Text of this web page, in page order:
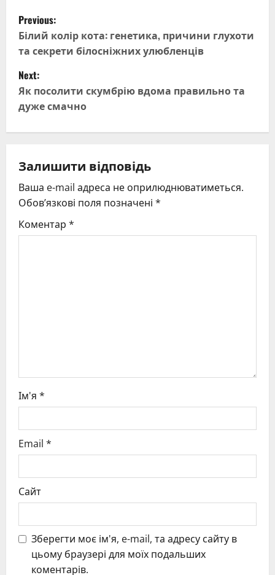
P
o
s
t
n
v
i
g
Previous:
Білий колір кота: генетика, причини глухоти
та секрети білосніжних улюбленців
Next:
Як посолити скумбрію вдома правильно та
дуже смачно
Залишити відповідь
Ваша e-mail адреса не оприлюднюватиметься.
Обов’язкові поля позначені *
Коментар *
Ім'я *
Email *
Сайт
Зберегти моє ім'я, e-mail, та адресу сайту в
цьому браузері для моїх подальших
коментарів.